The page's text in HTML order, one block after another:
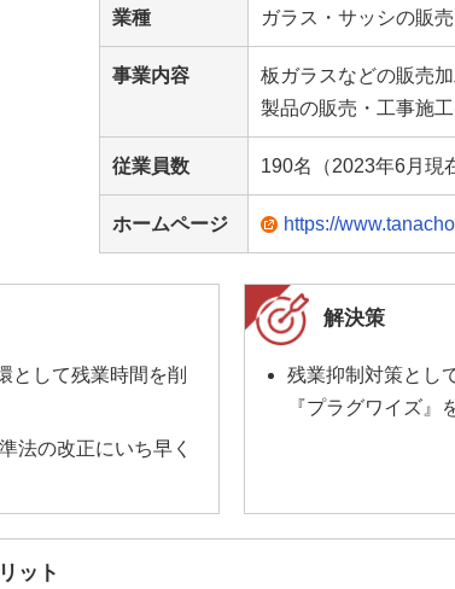
業種 ガラス・サッシの販
事業内容
板ガラスなどの販売
製品の販売・工事施
従業員数 190名（2023年6月現
ホームページ https://
として残業時間を削
法の改正にいち早く
解決策
残業抑制対策とし
『プラグワイズ』
ット